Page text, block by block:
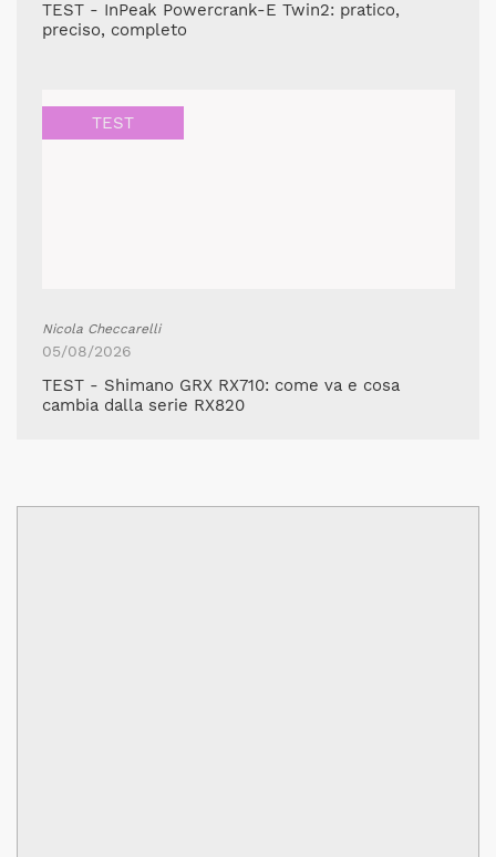
TEST - InPeak Powercrank-E Twin2: pratico,
preciso, completo
TEST
Nicola Checcarelli
05/08/2026
TEST - Shimano GRX RX710: come va e cosa
cambia dalla serie RX820